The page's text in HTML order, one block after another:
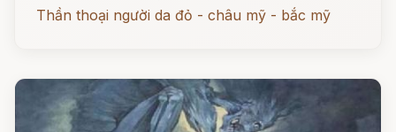
Thần thoại người da đỏ - châu mỹ - bắc mỹ